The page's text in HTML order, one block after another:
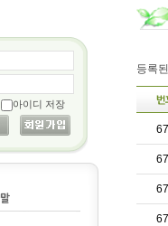
아이디 저장
등록